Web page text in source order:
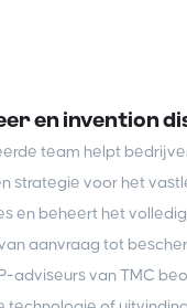
en invention
team helpt
strategie voor het
en beheert het
aanvraag tot
adviseurs van TMC